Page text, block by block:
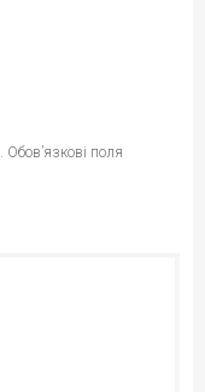
Обов’язкові поля